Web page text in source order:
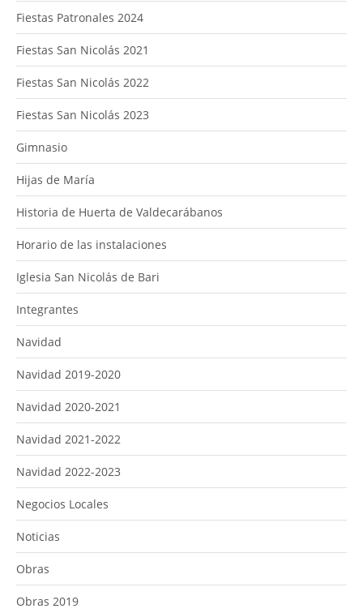
Fiestas Patronales 2024
Fiestas San Nicolás 2021
Fiestas San Nicolás 2022
Fiestas San Nicolás 2023
Gimnasio
Hijas de María
Historia de Huerta de Valdecarábanos
Horario de las instalaciones
Iglesia San Nicolás de Bari
Integrantes
Navidad
Navidad 2019-2020
Navidad 2020-2021
Navidad 2021-2022
Navidad 2022-2023
Negocios Locales
Noticias
Obras
Obras 2019